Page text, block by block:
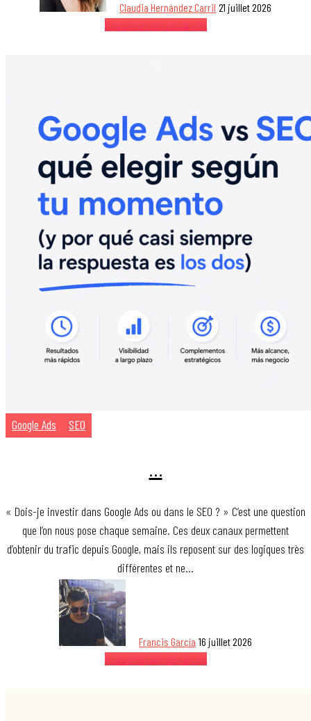
Claudia Hernández Carril 21 juillet 2026
Je veux en savoir plus
Google Ads SEO
…
« Dois-je investir dans Google Ads ou dans le SEO ? » C’est une question
que l’on nous pose chaque semaine. Ces deux canaux permettent
d’obtenir du trafic depuis Google, mais ils reposent sur des logiques très
différentes et ne…
Francis García 16 juillet 2026
Je veux en savoir plus